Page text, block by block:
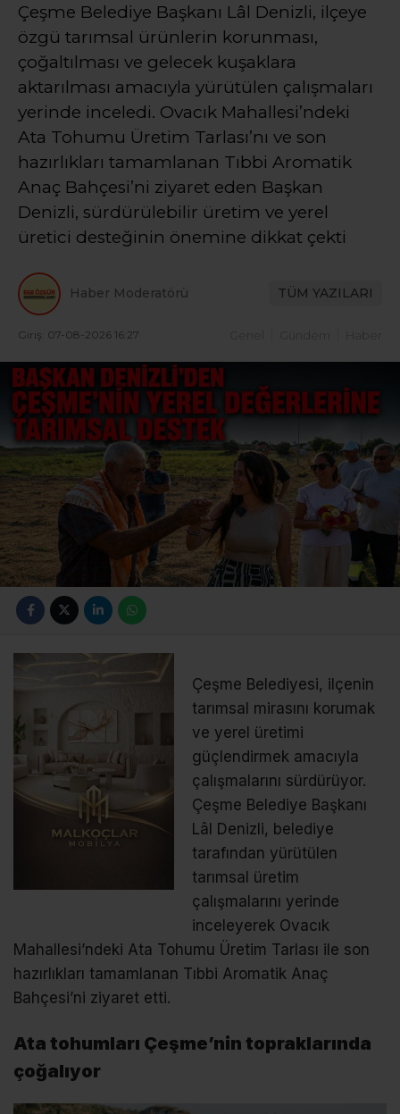
Çeşme Belediye Başkanı Lâl Denizli, ilçeye
özgü tarımsal ürünlerin korunması,
çoğaltılması ve gelecek kuşaklara
aktarılması amacıyla yürütülen çalışmaları
yerinde inceledi. Ovacık Mahallesi’ndeki
Ata Tohumu Üretim Tarlası’nı ve son
hazırlıkları tamamlanan Tıbbi Aromatik
Anaç Bahçesi’ni ziyaret eden Başkan
Denizli, sürdürülebilir üretim ve yerel
üretici desteğinin önemine dikkat çekti
Haber Moderatörü TÜM YAZILARI
Giriş: 07-08-2026 16:27 Gündem Haber
Çeşme Belediyesi, ilçenin
tarımsal mirasını korumak
ve yerel üretimi
güçlendirmek amacıyla
çalışmalarını sürdürüyor.
Çeşme Belediye Başkanı
Lâl Denizli, belediye
tarafından yürütülen
tarımsal üretim
çalışmalarını yerinde
inceleyerek Ovacık
Mahallesi’ndeki Ata Tohumu Üretim Tarlası ile son
hazırlıkları tamamlanan Tıbbi Aromatik Anaç
Bahçesi’ni ziyaret etti.
Ata tohumları Çeşme’nin topraklarında
çoğalıyor